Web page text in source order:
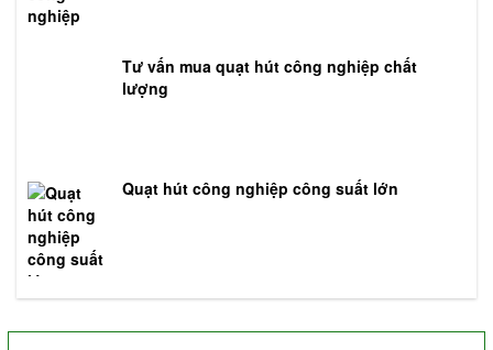
Tư vấn mua quạt hút công nghiệp chất
lượng
Quạt hút công nghiệp công suất lớn